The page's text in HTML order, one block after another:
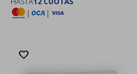
|
|